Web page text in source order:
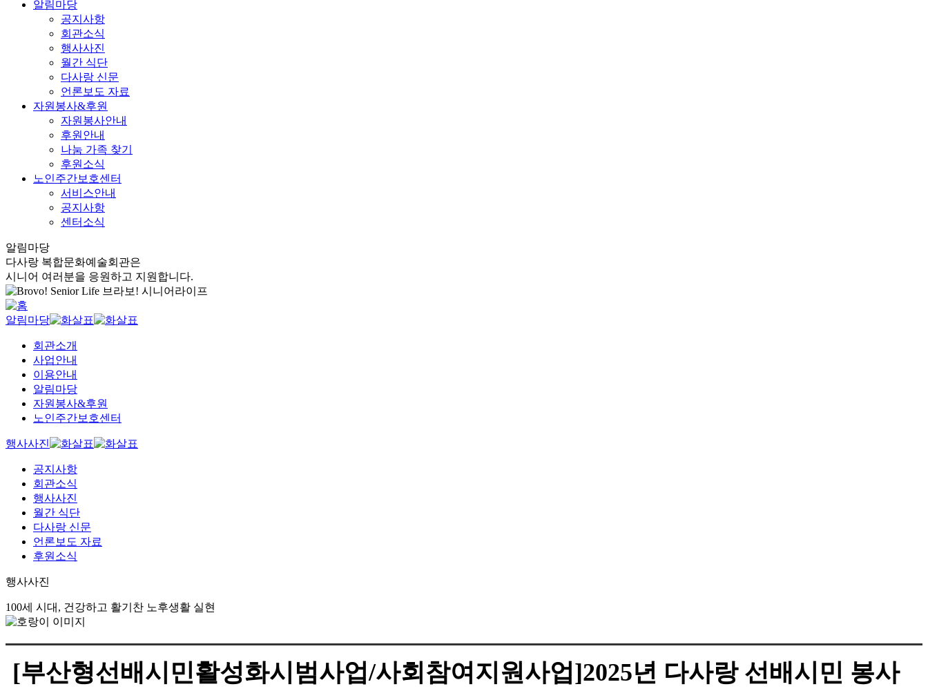
알림마당
공지사항
회관소식
행사사진
월간 식단
다사랑 신문
언론보도 자료
자원봉사&후원
자원봉사안내
후원안내
나눔 가족 찾기
후원소식
노인주간보호센터
서비스안내
공지사항
센터소식
알림마당
다사랑 복합문화예술회관은
시니어 여러분을 응원하고 지원합니다.
알림마당
회관소개
사업안내
이용안내
알림마당
자원봉사&후원
노인주간보호센터
행사사진
공지사항
회관소식
행사사진
월간 식단
다사랑 신문
언론보도 자료
후원소식
행사사진
100세 시대, 건강하고 활기찬 노후생활 실현
[부산형선배시민활성화시범사업/사회참여지원사업]2025년 다사랑 선배시민 봉사